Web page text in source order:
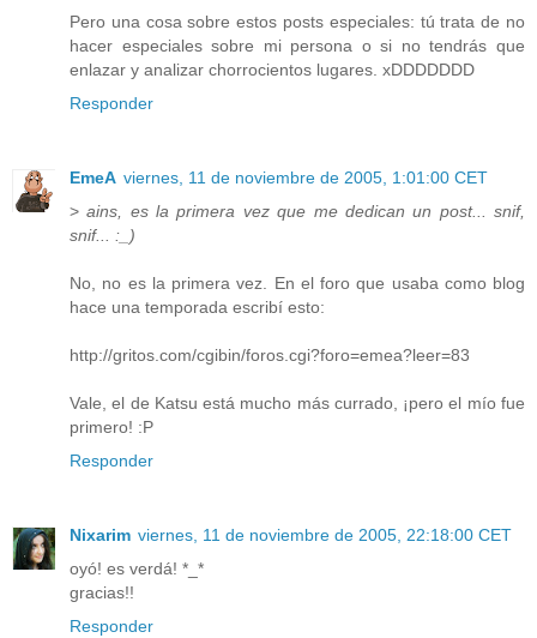
Pero una cosa sobre estos posts especiales: tú trata de no
hacer especiales sobre mi persona o si no tendrás que
enlazar y analizar chorrocientos lugares. xDDDDDDD
Responder
EmeA viernes, 11 de noviembre de 2005, 1:01:00 CET
>ains, es la primera vez que me dedican un post... snif,
snif... :_)
No, no es la primera vez. En el foro que usaba como blog
hace una temporada escribí esto:
http://gritos.com/cgibin/foros.cgi?foro=emea?leer=83
Vale, el de Katsu está mucho más currado, ¡pero el mío fue
primero! :P
Responder
Nixarim viernes, 11 de noviembre de 2005, 22:18:00 CET
oyó! es verdá! *_*
gracias!!
Responder